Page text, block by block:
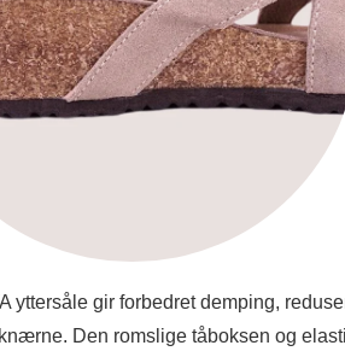
yttersåle gir forbedret demping,
Den romslige tåboksen og